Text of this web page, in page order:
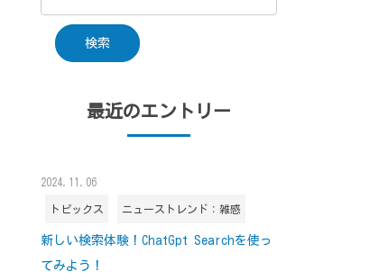
最近のエントリー
2024.11.06
トピックス ニューストレンド：雑感
新しい検索体験！ChatGpt Searchを使っ
てみよう！